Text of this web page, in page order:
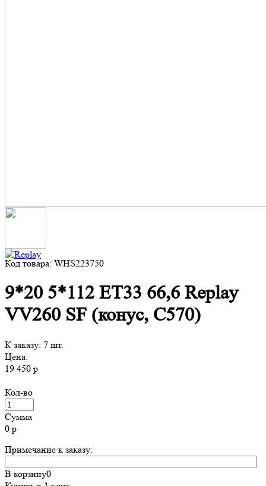
Код товара: WHS223750
9*20 5*112 ET33 66,6 Replay
VV260 SF (конус, C570)
К заказу: 7 шт.
Цена:
19 450 р
Кол-во
Сумма
0 р
Примечание к заказу:
В корзину0